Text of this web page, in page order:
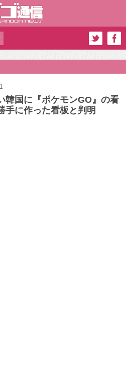
1
韓国に『ポケモンGO』の看
に作った看板と判明